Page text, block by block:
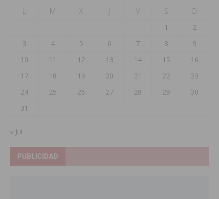
L
M X J V S
D
1
2
3
4 5 6 7 8
9
10
11 12 13 14 15
16
17
18 19 20 21 22
23
24
25 26 27 28 29
30
31
« Jul
PUBLICIDAD